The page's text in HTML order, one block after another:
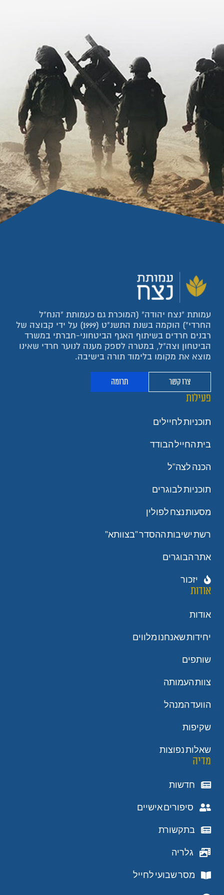
עמותת "נצח יהודה" (המוכרת גם כעמותת "הנח"ל
החרדי") הוקמה בשנת התשנ"ט (1999) על ידי קבוצה של
רבנים חרדים בשיתוף האגף הביטחוני-חברתי במשרד
הביטחון וצה"ל, במטרה לספק מענה לנוער חרדי שאינו
מוצא את מקומו בלימוד תורה בישיבה.
צרו קשר תרומה
פעילות
תוכניות לחיילים
בית החייל הבודד
הכנה לצה"ל
תוכניות לבוגרים
מסעות נצח לפולין
רשת ישיבות ההסדר "בצוותא"
אתר הבוגרים
יזכור
אודות
אודות
יחידות שאנחנו מלווים
שותפים
צוות העמותה
הוועד המנהל
שקיפות
שאלות נפוצות
מדיה
חדשות
סיפורים אישיים
בתקשורת
גלריה
מסר שבועי לחייל